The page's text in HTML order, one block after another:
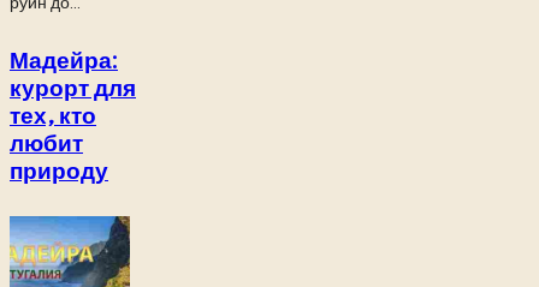
Мадейра:
курорт для
тех, кто
любит
природу